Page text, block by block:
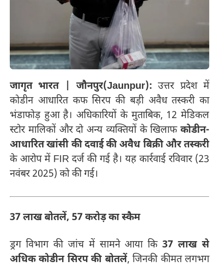
जागृत भारत | जौनपुर(Jaunpur): उत्तर प्रदेश में
कोडीन आधारित कफ सिरप की बड़ी अवैध तस्करी का
भंडाफोड़ हुआ है। अधिकारियों के मुताबिक, 12 मेडिकल
स्टोर मालिकों और दो अन्य व्यक्तियों के खिलाफ कोडीन-
आधारित खांसी की दवाई की अवैध बिक्री और तस्करी
के आरोप में FIR दर्ज की गई है। यह कार्रवाई रविवार (23
नवंबर 2025) को की गई।
37 लाख बोतलें, 57 करोड़ का स्कैम
ड्रग विभाग की जांच में सामने आया कि37 लाख से
अधिक कोडीन सिरप की बोतलें, जिनकी कीमत लगभग